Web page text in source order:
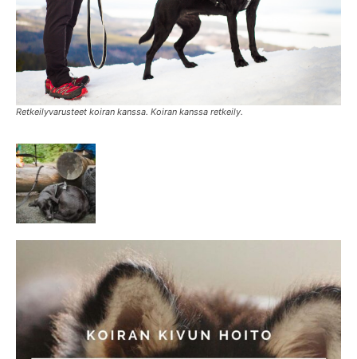
Retkeilyvarusteet koiran kanssa. Koiran kanssa retkeily.